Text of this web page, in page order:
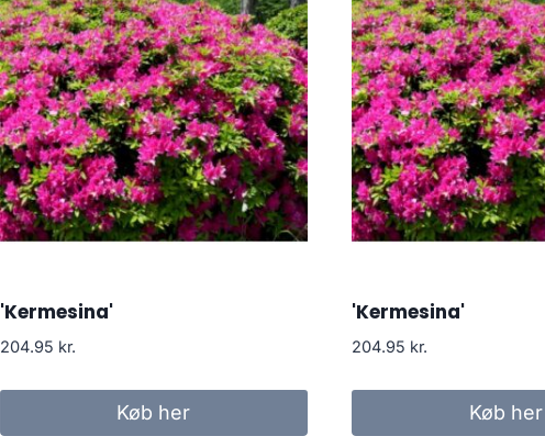
'Kermesina'
204.95 kr.
Køb her
'Kermesina'
204.95 kr.
Køb her